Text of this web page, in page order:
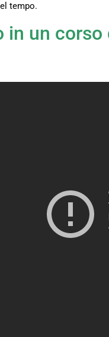
tempo.
in un corso